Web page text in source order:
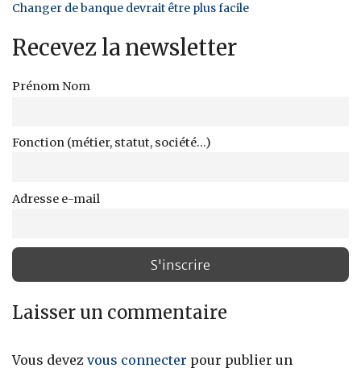
Changer de banque devrait être plus facile
Recevez la newsletter
Prénom Nom
Fonction (métier, statut, société...)
Adresse e-mail
Laisser un commentaire
Vous devez vous connecter pour publier un